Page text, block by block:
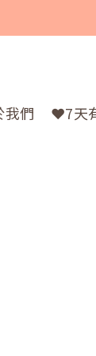
我們 ❤️7天